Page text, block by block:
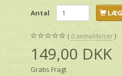
Antal
0 anmeldelser
149,00 DKK
Gratis Fragt